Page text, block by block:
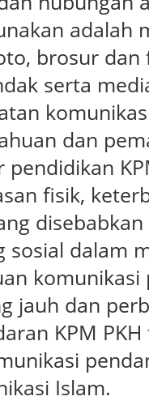
adalah
brosur
serta
dan
pendidikan
fisik,
dalam
jauh dan
KPM
Islam.